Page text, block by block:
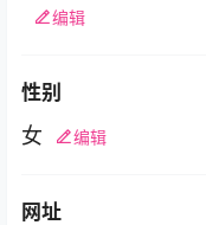
编辑
性别
女 编辑
网址